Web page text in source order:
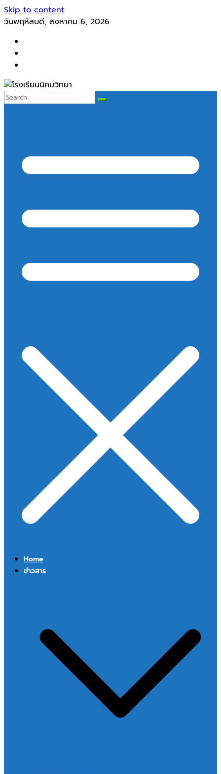
Skip to content
วันพฤหัสบดี, สิงหาคม 6, 2026
Home
ข่าวสาร